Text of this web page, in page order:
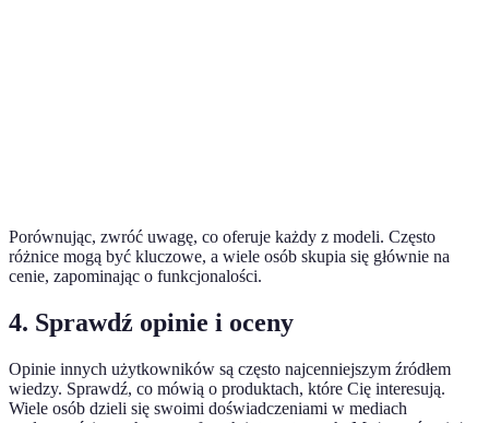
Porównując, zwróć uwagę, co oferuje każdy z modeli. Często
różnice mogą być kluczowe, a wiele osób skupia się głównie na
cenie, zapominając o funkcjonalości.
4. Sprawdź opinie i oceny
Opinie innych użytkowników są często najcenniejszym źródłem
wiedzy. Sprawdź, co mówią o produktach, które Cię interesują.
Wiele osób dzieli się swoimi doświadczeniami w mediach